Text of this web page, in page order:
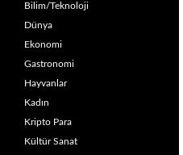
Bilim/Teknoloji
Dünya
Ekonomi
Gastronomi
Hayvanlar
Kadın
Kripto Para
Kültür Sanat